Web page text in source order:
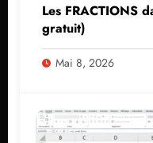
Les FRACTIONS
gratuit)
Mai 8, 2026